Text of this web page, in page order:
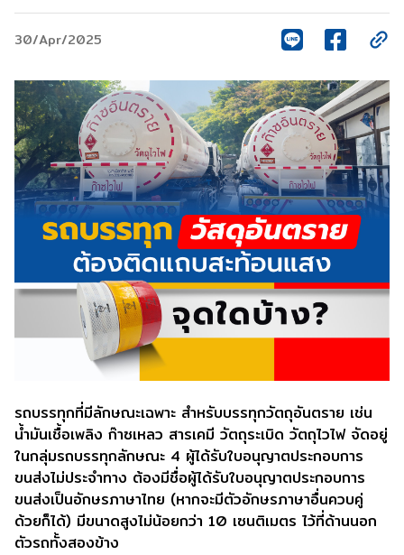
30/Apr/2025
รถบรรทุกที่มีลักษณะเฉพาะ สำหรับบรรทุกวัตถุอันตราย เช่น
น้ำมันเชื้อเพลิง ก๊าซเหลว สารเคมี วัตถุระเบิด วัตถุไวไฟ จัดอยู่
ในกลุ่มรถบรรทุกลักษณะ 4 ผู้ได้รับใบอนุญาตประกอบการ
ขนส่งไม่ประจําทาง ต้องมีชื่อผู้ได้รับใบอนุญาตประกอบการ
ขนส่งเป็นอักษรภาษาไทย (หากจะมีตัวอักษรภาษาอื่นควบคู่
ด้วยก็ได้) มีขนาดสูงไม่น้อยกว่า 10 เซนติเมตร ไว้ที่ด้านนอก
ตัวรถทั้งสองข้าง